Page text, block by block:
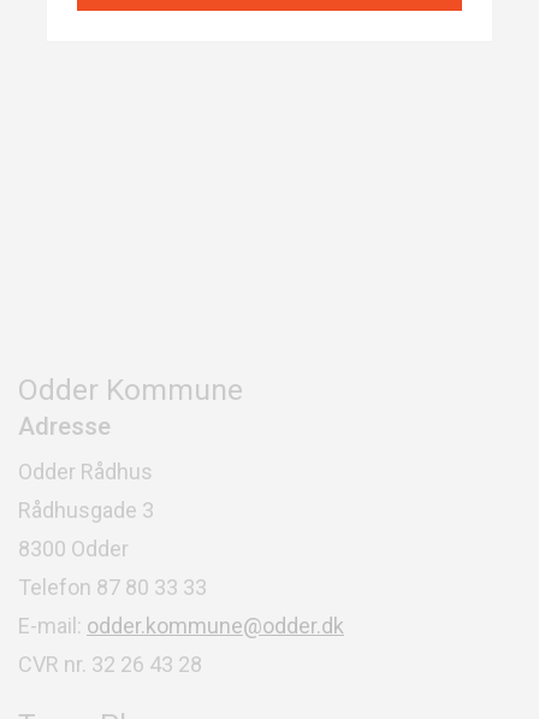
Odder Kommune
Adresse
Odder Rådhus
Rådhusgade 3
8300 Odder
Telefon 87 80 33 33
E-mail: odder.kommune@odder.dk
CVR nr. 32 26 43 28